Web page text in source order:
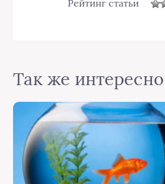
Рейтинг статьи
Так же интересно